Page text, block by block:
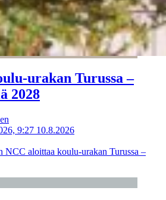
urakan Turussa –
2028
9:27 10.8.2026
NCC aloittaa koulu-urakan Turussa –